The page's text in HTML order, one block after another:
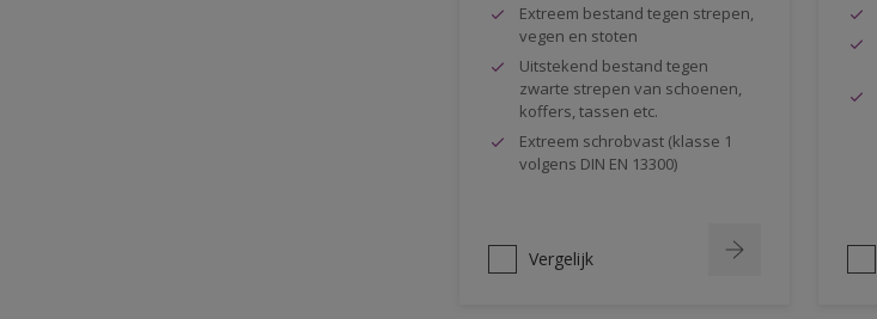
Extreem bestand tegen strepen,
vegen en stoten
Uitstekend bestand tegen
zwarte strepen van schoenen,
koffers, tassen etc.
Extreem schrobvast (klasse 1
volgens DIN EN 13300)
Vergelijk